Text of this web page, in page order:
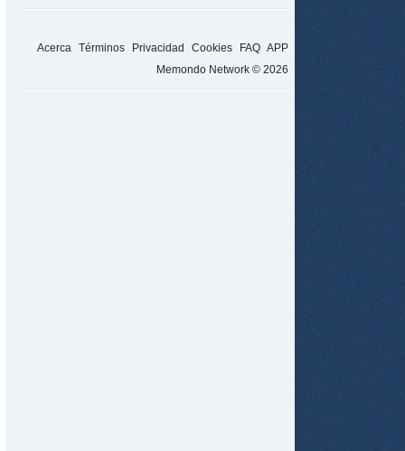
Acerca Términos Privacidad Cookies FAQ APP
Memondo Network © 2026